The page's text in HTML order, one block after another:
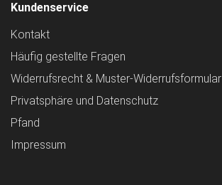
Kundenservice
Kontakt
Häufig gestellte Fragen
Widerrufsrecht & Muster-Widerrufsformular
Privatsphäre und Datenschutz
Pfand
Impressum